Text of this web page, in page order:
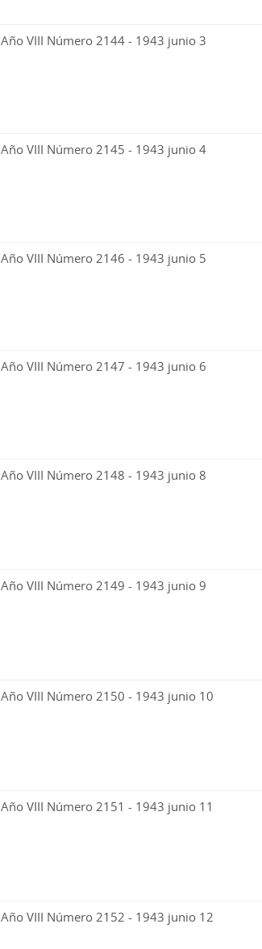
Año VIII Número 2144 - 1943 junio 3
Año VIII Número 2145 - 1943 junio 4
Año VIII Número 2146 - 1943 junio 5
Año VIII Número 2147 - 1943 junio 6
Año VIII Número 2148 - 1943 junio 8
Año VIII Número 2149 - 1943 junio 9
Año VIII Número 2150 - 1943 junio 10
Año VIII Número 2151 - 1943 junio 11
Año VIII Número 2152 - 1943 junio 12